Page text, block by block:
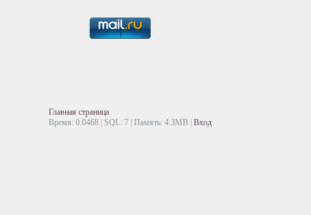
Главная страница
Время: 0.0468 | SQL: 7 | Память: 4.3MB Вход